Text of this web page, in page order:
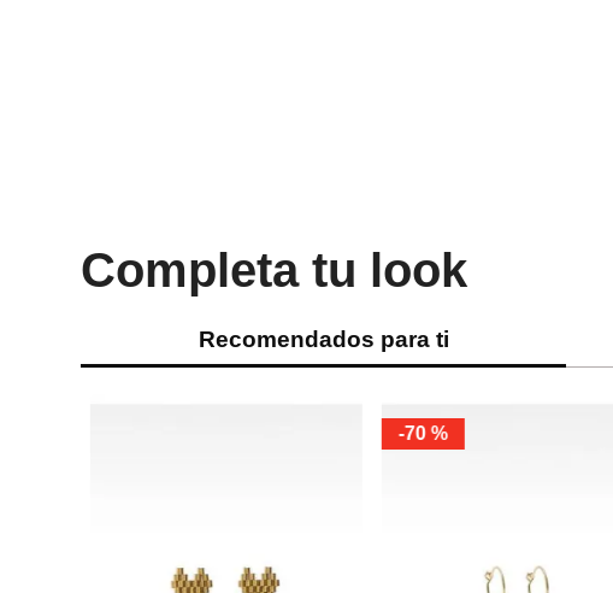
Completa tu look
Recomendados para ti
-70 %